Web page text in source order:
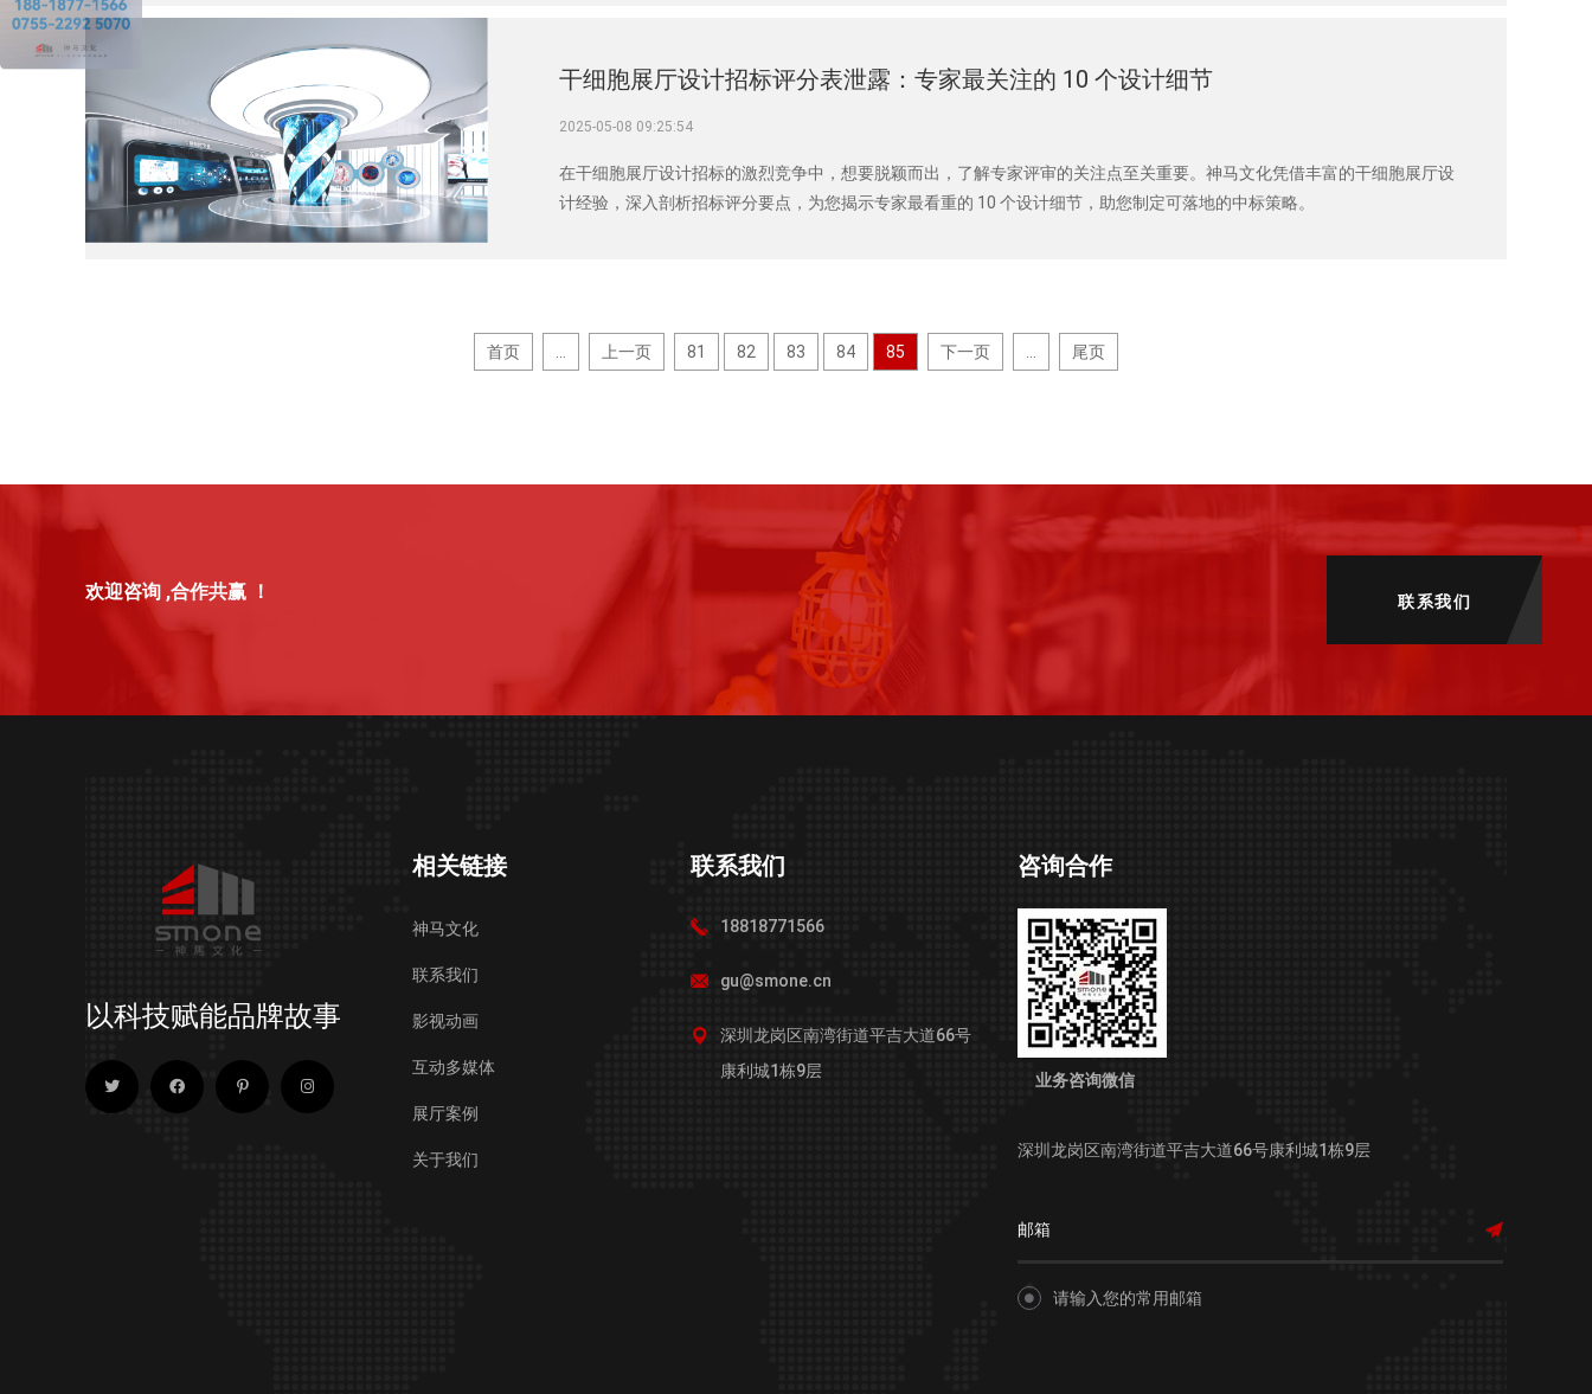
干细胞展厅设计招标评分表泄露：专家最关注的 10 个设计细节
2025-05-08 09:25:54
在干细胞展厅设计招标的激烈竞争中，想要脱颖而出，了解专家评审的关注点至关重要。神马文化凭借丰富的干细胞展厅设
计经验，深入剖析招标评分要点，为您揭示专家最看重的 10 个设计细节，助您制定可落地的中标策略。
首页 上一页 81 82 83 84 85 下一页 尾页
欢迎咨询 ,合作共赢 ！ 联系我们
以科技赋能品牌故事
相关链接
神马文化
联系我们
影视动画
互动多媒体
展厅案例
关于我们
联系我们
18818771566
gu@smone.cn
深圳龙岗区南湾街道平吉大道66号
康利城1栋9层
咨询合作
业务咨询微信
深圳龙岗区南湾街道平吉大道66号康利城1栋9层
请输入您的常用邮箱